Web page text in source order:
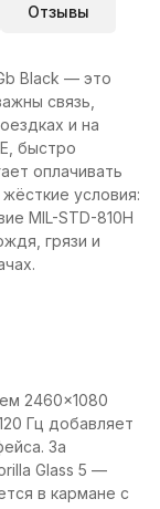
Отзывы
Black — это
связь,
и на
быстро
оплачивать
условия:
MIL-STD-810H
грязи и
2460×1080
Гц добавляет
За
Glass 5 —
в кармане с